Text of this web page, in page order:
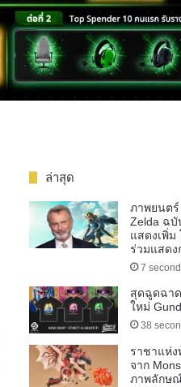
ล่าสุด
ภาพยนตร์
Zelda ฉบั
แสดงเพิ่ม
ร่วมแสดง
7
สุดฉูดฉา
ใหม่
38
ราชาแห่ง
จาก
ภาพลักษ